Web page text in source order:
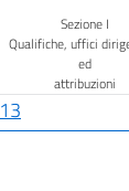
Sezione I
Qualifiche, uffici
ed
attribuzioni
13